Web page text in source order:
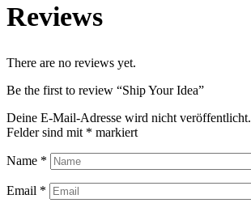
Reviews
There are no reviews yet.
Be the first to review “Ship Your Idea”
Deine E-Mail-Adresse wird nicht veröffentlicht.
Felder sind mit * markiert
Name *
Email *